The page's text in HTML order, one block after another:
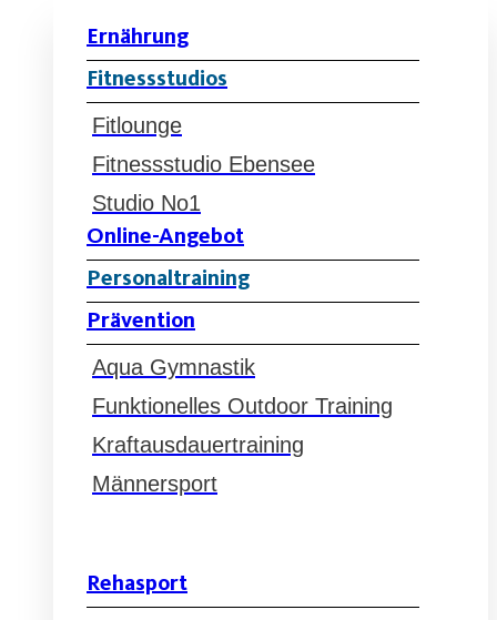
Ernährung
Fitnessstudios
Fitlounge
Fitnessstudio Ebensee
Studio No1
Online-Angebot
Personaltraining
Prävention
Aqua Gymnastik
Funktionelles Outdoor Training
Kraftausdauertraining
Männersport
Rehasport